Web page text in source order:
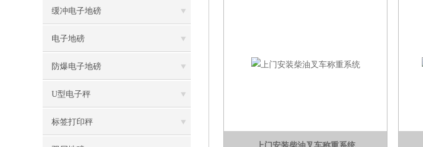
缓冲电子地磅
电子地磅
防爆电子地磅
U型电子秤
标签打印秤